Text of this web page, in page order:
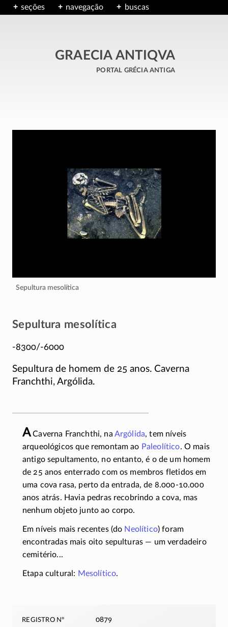
seções navegação buscas
GRAECIA ANTIQVA
portal grécia antiga
Sepultura mesolítica
Sepultura mesolítica
-8300/-6000
Sepultura de homem de 25 anos. Caverna
Franchthi, Argólida.
ACaverna Franchthi, na Argólida, tem níveis
arqueológicos que remontam ao Paleolítico. O mais
antigo sepultamento, no entanto, é o de um homem
de 25 anos enterrado com os membros fletidos em
uma cova rasa, perto da entrada, de 8.000-10.000
anos atrás. Havia pedras recobrindo a cova, mas
nenhum objeto junto ao corpo.
Em níveis mais recentes (do Neolítico) foram
encontradas mais oito sepulturas — um verdadeiro
cemitério...
Etapa cultural: Mesolítico.
registro nº 0879